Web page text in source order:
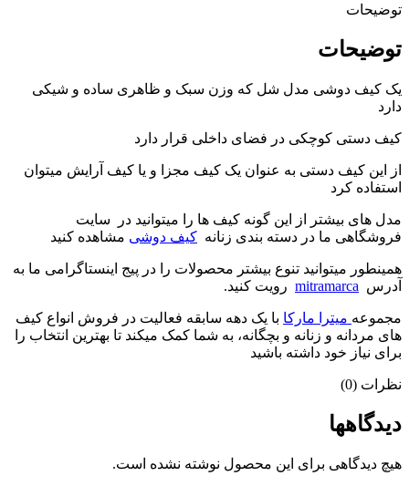
توضیحات
توضیحات
یک کیف دوشی مدل شل که وزن سبک و ظاهری ساده و شیکی
دارد
کیف دستی کوچکی در فضای داخلی قرار دارد
از این کیف دستی به عنوان یک کیف مجزا و یا کیف آرایش میتوان
استفاده کرد
مدل های بیشتر از این گونه کیف ها را میتوانید در سایت
فروشگاهی ما در دسته بندی زنانه کیف دوشی مشاهده کنید
همینطور میتوانید تنوع بیشتر محصولات را در پیج اینستاگرامی ما به
آدرس mitramarca رویت کنید.
مجموعه میترا مارکا با یک دهه سابقه فعالیت در فروش انواع کیف
های مردانه و زنانه و بچگانه، به شما کمک میکند تا بهترین انتخاب را
برای نیاز خود داشته باشید
نظرات (0)
دیدگاهها
هیچ دیدگاهی برای این محصول نوشته نشده است.